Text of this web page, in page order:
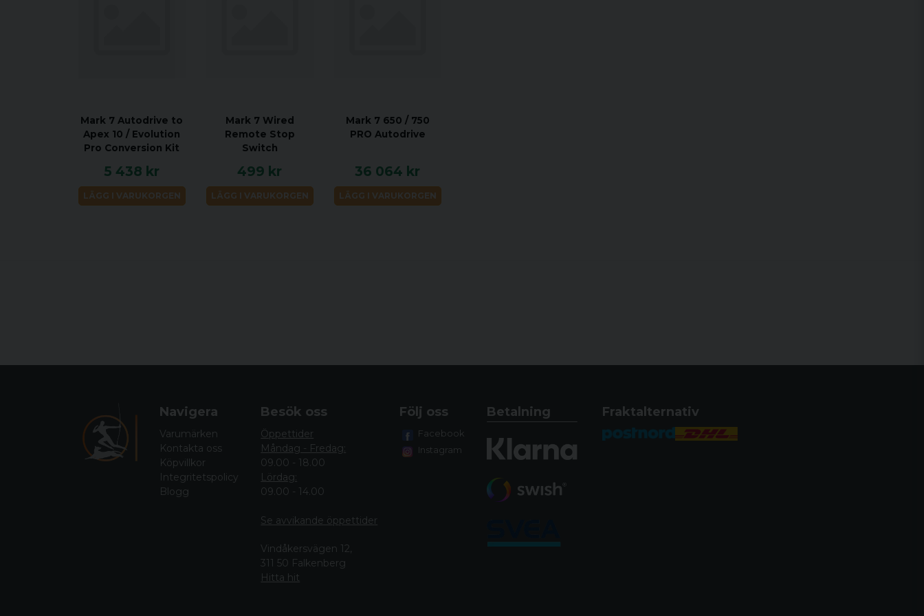
Mark 7 Autodrive to
Apex 10 / Evolution
Pro Conversion Kit
5 438 kr
LÄGG I VARUKORGEN
Mark 7 Wired
Remote Stop
Switch
499 kr
LÄGG I VARUKORGEN
Mark 7 650 / 750
PRO Autodrive
36 064 kr
LÄGG I VARUKORGEN
Navigera
Varumärken
Kontakta oss
Köpvillkor
Integritetspolicy
Blogg
Besök oss
Öppettider
Måndag - Fredag:
09.00 - 18.00
Lördag:
09.00 - 14.00
Se avvikande öppettider
Vindåkersvägen 12,
311 50 Falkenberg
Hitta hit
Följ oss
Facebook
Instagram
Betalning Fraktalternativ